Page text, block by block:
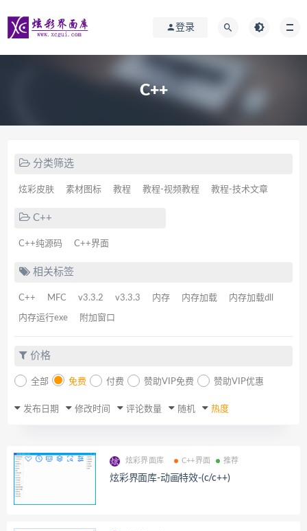
登录
C++
分类筛选
炫彩皮肤 素材图标 教程 教程-视频教程 教程-技术文章
C++
C++纯源码 C++界面
相关标签
C++ MFC v3.3.2 v3.3.3 内存 内存加载 内存加载dll
内存运行exe 附加窗口
价格
全部 免费 付费 赞助VIP免费 赞助VIP优惠
发布日期 修改时间 评论数量 随机 热度
炫彩界面库 C++界面 推荐
炫彩界面库-动画特效-(c/c++)